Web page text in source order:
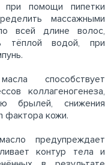
при помощи пипетки
массажными
всей длине волос,
тёплой водой, при
способствует
коллагеногенеза,
брылей, снижения
фактора кожи.
предупреждает
контур тела и